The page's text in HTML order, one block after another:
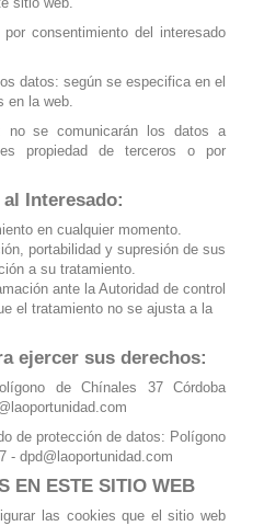
consentimiento del interesado
datos: según se especifica en el
en la web.
no se comunicarán los datos a
propiedad de terceros o por
Interesado:
en cualquier momento.
portabilidad y supresión de sus
a su tratamiento.
ante la Autoridad de control
el tratamiento no se ajusta a la
ejercer sus derechos:
de Chínales 37 Córdoba
de protección de datos: Polígono
- dpd@laoportunidad.com
EN ESTE SITIO WEB
las cookies que el sitio web